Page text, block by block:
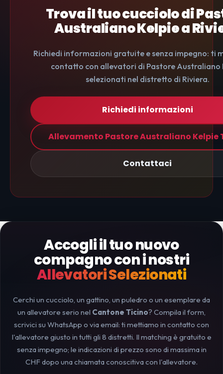
Trova il tuo cucciolo di
Australiano Kelpie a
Richiedi informazioni gratuite e senza impegno: ti
contatto con allevatori di Pastore Australiano
selezionati nel distretto di Riviera.
Richiedi informazioni
Allevamento Pastore Australiano Kelpie
Contattaci
Accogli il tuo nuovo
compagno con i nostri
Allevatori Selezionati
Cerchi un cucciolo, un gattino, un puledro o un esemplare da
un allevatore serio nel Cantone Ticino? Compila il form,
scrivici su WhatsApp o via email: ti mettiamo in contatto con
l'allevatore giusto in tutti gli 8 distretti. Il matching è gratuito e
senza impegno; le indicazioni di prezzo sono di massima in
CHF dopo una chiamata conoscitiva con l'allevatore.